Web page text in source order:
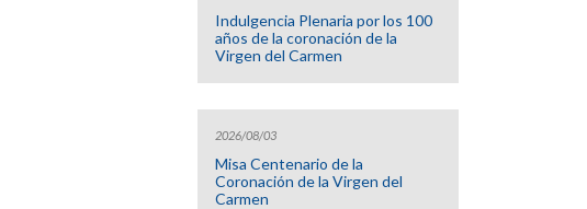
Indulgencia Plenaria por los 100
años de la coronación de la
Virgen del Carmen
2026/08/03
Misa Centenario de la
Coronación de la Virgen del
Carmen